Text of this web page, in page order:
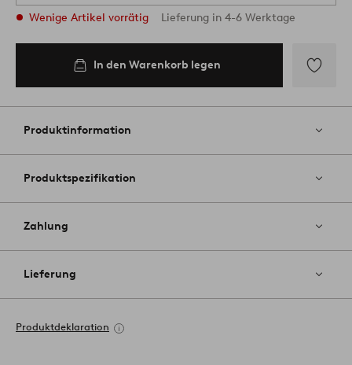
Wenige Artikel vorrätig Lieferung in 4-6 Werktage
In den Warenkorb legen
Favoriten
Produktinformation
Produktspezifikation
Zahlung
Lieferung
Produktdeklaration